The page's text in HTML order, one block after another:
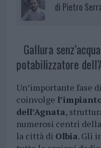
di Pietro
Gallura
potabilizzatore
Un’importante fase
coinvolge
dell’Agnata,
numerosi centri della
la città di Olbia. Gli